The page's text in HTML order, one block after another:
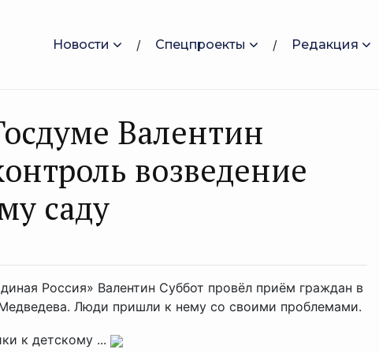
Новости Спецпроекты Редакция
Валентин
возведение
саду
Россия» Валентин Суббот провёл приём граждан в
Люди пришли к нему со своими проблемами.
к детскому ...